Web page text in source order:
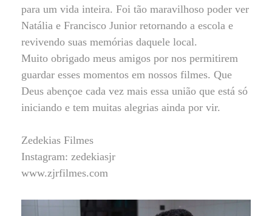
para um vida inteira. Foi tão maravilhoso poder ver
Natália e Francisco Junior retornando a escola e
revivendo suas memórias daquele local.
Muito obrigado meus amigos por nos permitirem
guardar esses momentos em nossos filmes. Que
Deus abençoe cada vez mais essa união que está só
iniciando e tem muitas alegrias ainda por vir.
Zedekias Filmes
Instagram: zedekiasjr
www.zjrfilmes.com